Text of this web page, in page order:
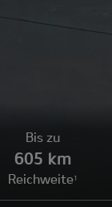
Bis zu
605 km
Reichweite1